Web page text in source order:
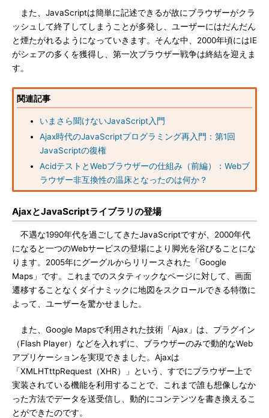
また、JavaScriptは簡単に記述できるが故にブラウザーがクラ
ッシュして終了してしまうことが多発し、ユーザーにはだんだん
と煙たがれるようになっていきます。そんな中、2000年頃にはIE
がシェアの多くを獲得し、第一次ブラウザー戦争は終結を迎えま
す。
関連記事
いまさら聞けないJavaScript入門
Ajax時代のJavaScriptプログラミング再入門：第1回
JavaScriptの復権
AcidテストとWebブラウザーの仕組み（前編）：Webブ
ラウザー非互換性の温床となったのは何か？
AjaxとJavaScriptライブラリの登場
不遇な1990年代を過ごしてきたJavaScriptですが、2000年代
になると一つのWebサービスの登場により脚光を浴びることにな
ります。2005年にグーグルからリリースされた「Google
Maps」です。これまでのスタティックなページに対して、画面
遷移することなくダイナミックに地図をスクロールできる特徴に
よって、ユーザーを驚かせました。
また、Google Mapsで利用された技術「Ajax」は、プラグイン
（Flash Player）などを入れずに、ブラウザーのみで動的なWeb
アプリケーションを実現できました。Ajaxは
「XMLHTttpRequest（XHR）」という、すでにブラウザー上で
実装されている機能を利用することで、これまで誰も想像しなか
った方法でデータを送受信し、動的にコンテンツを書き換えるこ
とができたのです。